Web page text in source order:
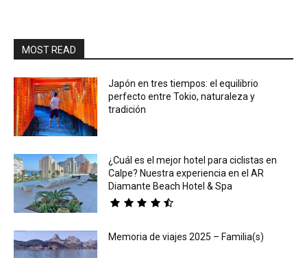
MOST READ
Japón en tres tiempos: el equilibrio
perfecto entre Tokio, naturaleza y
tradición
¿Cuál es el mejor hotel para ciclistas en
Calpe? Nuestra experiencia en el AR
Diamante Beach Hotel & Spa
Memoria de viajes 2025 – Familia(s)